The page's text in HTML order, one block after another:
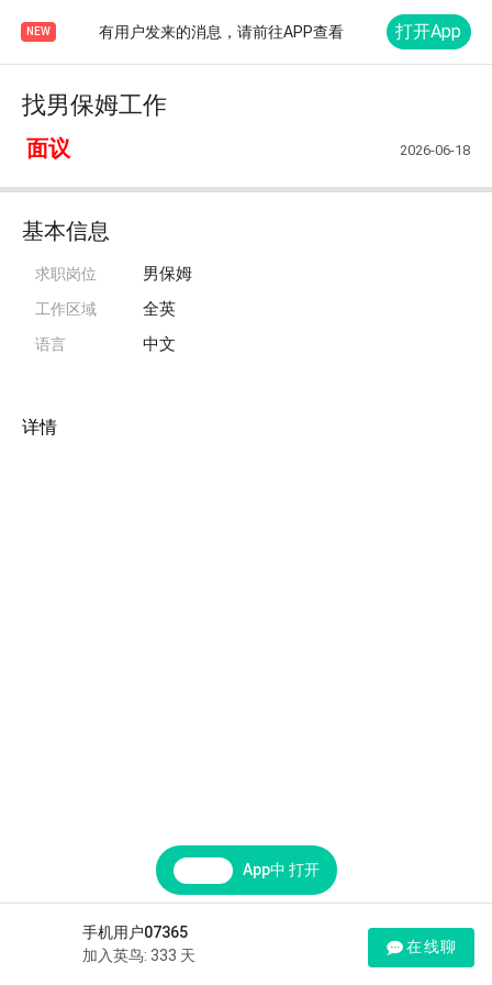
NEW 有用户发来的消息，请前往APP查看 打开App
找男保姆工作
面议 2026-06-18
基本信息
求职岗位 男保姆
工作区域 全英
语言 中文
详情
App中 打开
手机用户07365
加入英鸟: 333 天
在线聊